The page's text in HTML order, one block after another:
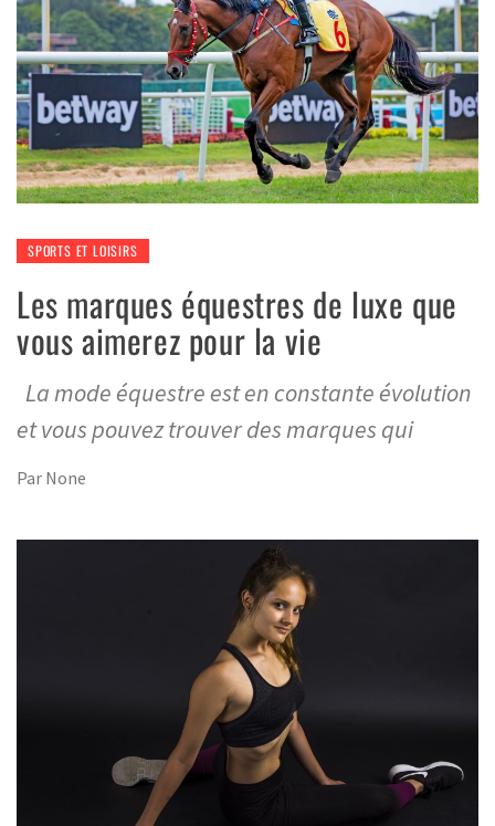
SPORTS ET LOISIRS
Les marques équestres de luxe que
vous aimerez pour la vie
La mode équestre est en constante évolution
et vous pouvez trouver des marques qui
Par None